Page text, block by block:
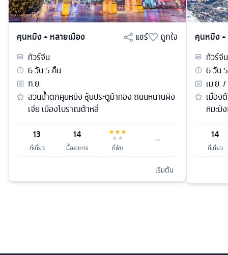
คุนหมิง + หลายเมือง แชร์
ถูกใจ
ทัวร์จีน
6วัน5 คืน
ก.ย.
สวนน้ำตกคุนหมิง ซุ้มประตูม้าทอง ถนนหนานผิง
เจีย เมืองโบราณต้าหลี่
13
ที่เที่ยว
14
มื้ออาหาร ที่พัก
เริ่มต้น
คุนหมิง +
ทัวร์จีน
6วัน5
เม.ย.
เมือง
หิมะมั
14
ที่เที่ยว